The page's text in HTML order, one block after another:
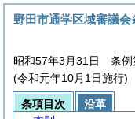
野田市通学区域審議会
昭和57年3月31日 条例
(令和元年10月1日施行)
条項目次
沿革